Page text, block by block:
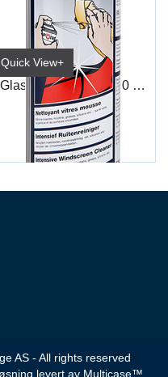
Quick View+
Glassrens Skum R530 400 ml
6106 1600
AS - All rights reserved
levert av Multicase™